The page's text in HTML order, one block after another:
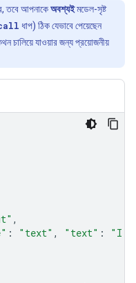
তবে আপনাকেঅবশ্যইমডেল-সৃষ্ট
ধাপ) ঠিক যেভাবে পেয়েছেন
চালিয়ে যাওয়ার জন্য প্রয়োজনীয়
,
: "text" , "text" :
"I